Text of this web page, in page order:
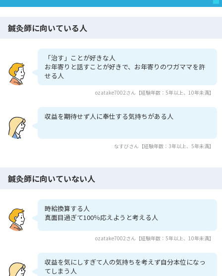
鍼灸師に向いている人
「治す」ことが好きな人
お年寄りと話すことが好きで、お年寄りのワガママを許
せる人
ozatake7002さん【経験年数：5年以上、10年未満】
収益を期待せず人に奉仕する気持ちがある人
なすびさん【経験年数：3年以上、5年未満】
鍼灸師に向いていない人
時給換算する人
真面目過ぎて100％応えようと考える人
ozatake7002さん【経験年数：5年以上、10年未満】
収益を気にしすぎて人の気持ちを考えず自分本位になっ
てしまう人